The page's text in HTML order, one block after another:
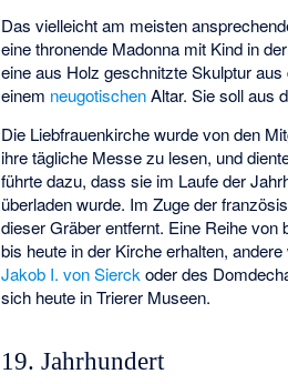
Das vielleicht am meisten
eine thronende Madonna mit Kind in
eine aus Holz geschnitzte Skulptur
einem neugotischenAltar. Sie soll aus
Die Liebfrauenkirche wurde von den
ihre tägliche Messe zu lesen, und
führte dazu, dass sie im Laufe der
überladen wurde. Im Zuge der
dieser Gräber entfernt. Eine Reihe
bis heute in der Kirche erhalten,
Jakob I. von Sierck oder des
sich heute in Trierer Museen.
19. Jahrhundert